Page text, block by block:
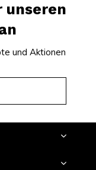
dich da ist
klare
Bestellen
verlässlich.
unseren
und Aktionen